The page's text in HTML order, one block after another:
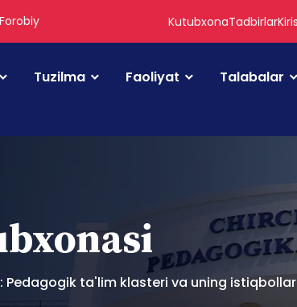
KutubxonaTadbirlar
Tuzilma Faoliyat Talabalar
Pedagogik ta'lim klasteri va uning